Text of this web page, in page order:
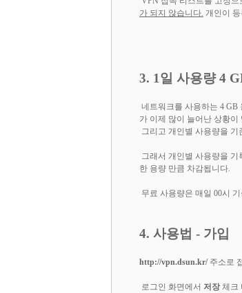
가 되지 않습니다. 개인이
3. 1일 사용량 4
네트워크를 사용하는 4 GB
가 이제 많이 늘어난 상황
그리고 개인별 사용량을
그래서 개인별 사용량을
한 용량 만큼 차감됩니다.
무료 사용량은 매일 00시
4. 사용법 - 가입
http://vpn.dsun.kr/ 주소로
로그인 화면에서 저장체크